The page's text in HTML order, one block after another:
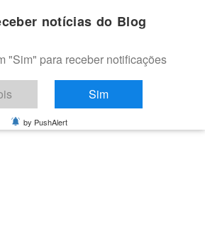
OPARÁ
Juazeiro, Petrolina e do Vale do São
Francisco
notícias do Blog
"Sim" para receber notificações
Sim
by PushAlert